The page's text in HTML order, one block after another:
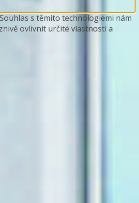
s těmito technologiemi nám
ovlivnit určité vlastnosti a